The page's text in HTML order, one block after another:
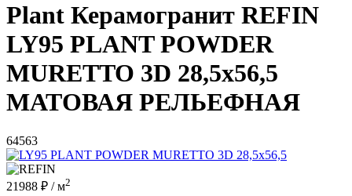
Plant Керамогранит REFIN
LY95 PLANT POWDER
MURETTO 3D 28,5x56,5
МАТОВАЯ РЕЛЬЕФНАЯ
64563
21988 ₽ / м2